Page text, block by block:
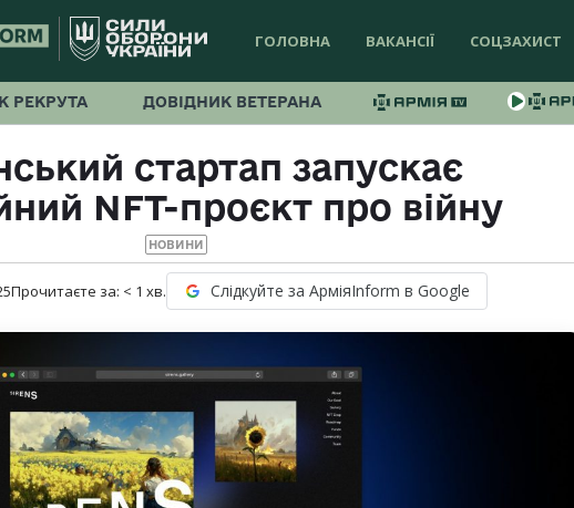
ГОЛОВНА ВАКАНСІЇ СОЦЗАХИСТ
РЕКРУТА ДОВІДНИК ВЕТЕРАНА
стартап запускає
NFT-проєкт про війну
НОВИНИ
Прочитаєте за: < 1 хв. Слідкуйте за АрміяInform в Google